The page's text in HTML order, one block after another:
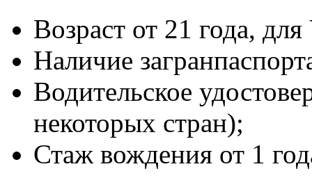
Возраст от 21 года,
Наличие
Водительское
некоторых стран);
Стаж вождения от 1